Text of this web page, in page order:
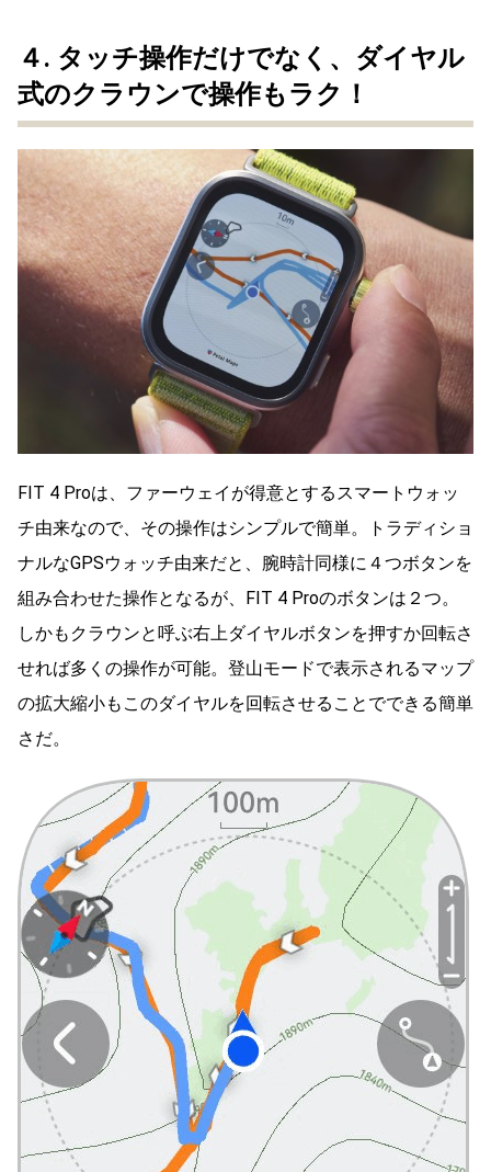
４. タッチ操作だけでなく、ダイヤル
式のクラウンで操作もラク！
FIT 4 Proは、ファーウェイが得意とするスマートウォッ
チ由来なので、その操作はシンプルで簡単。トラディショ
ナルなGPSウォッチ由来だと、腕時計同様に４つボタンを
組み合わせた操作となるが、FIT 4 Proのボタンは２つ。
しかもクラウンと呼ぶ右上ダイヤルボタンを押すか回転さ
せれば多くの操作が可能。登山モードで表示されるマップ
の拡大縮小もこのダイヤルを回転させることでできる簡単
さだ。